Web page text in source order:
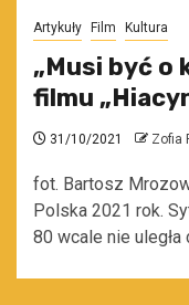
Artykuły Film Kultura
„Musi być o
filmu
31/10/2021 Zofia
fot. Bartosz
Polska 2021 rok.
80 wcale nie uległa